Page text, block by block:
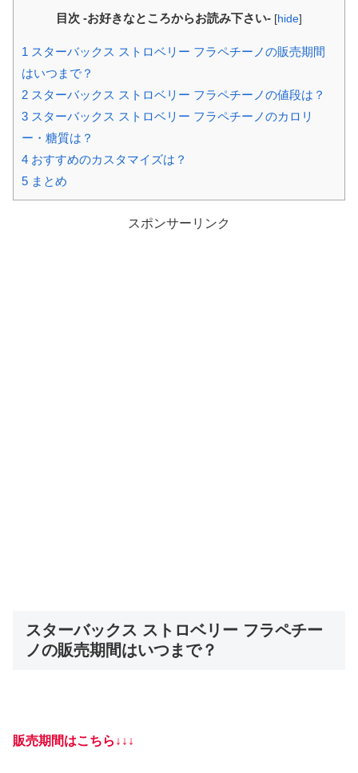
目次 -お好きなところからお読み下さい- [hide]
1 スターバックス ストロベリー フラペチーノの販売期間
はいつまで？
2 スターバックス ストロベリー フラペチーノの値段は？
3 スターバックス ストロベリー フラペチーノのカロリ
ー・糖質は？
4 おすすめのカスタマイズは？
5 まとめ
スポンサーリンク
スターバックス ストロベリー フラペチー
ノの販売期間はいつまで？
販売期間はこちら↓↓↓